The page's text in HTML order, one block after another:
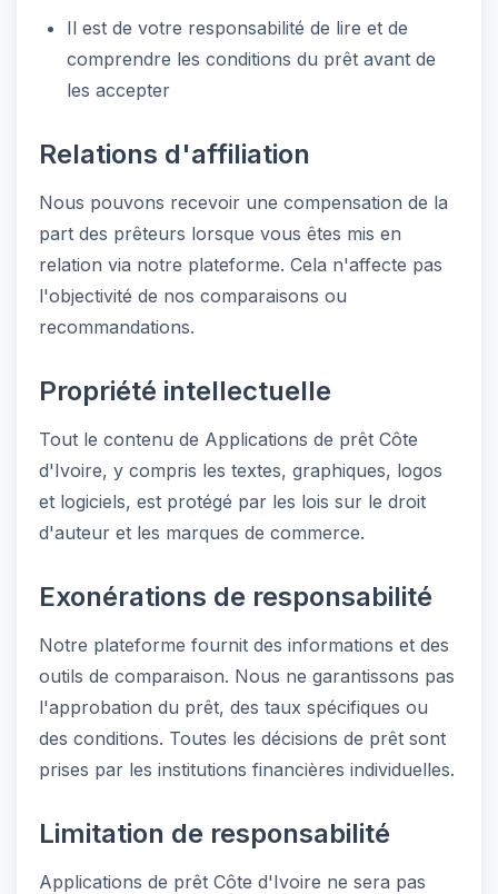
Il est de votre responsabilité de lire et de
comprendre les conditions du prêt avant de
les accepter
Relations d'affiliation
Nous pouvons recevoir une compensation de la
part des prêteurs lorsque vous êtes mis en
relation via notre plateforme. Cela n'affecte pas
l'objectivité de nos comparaisons ou
recommandations.
Propriété intellectuelle
Tout le contenu de Applications de prêt Côte
d'Ivoire, y compris les textes, graphiques, logos
et logiciels, est protégé par les lois sur le droit
d'auteur et les marques de commerce.
Exonérations de responsabilité
Notre plateforme fournit des informations et des
outils de comparaison. Nous ne garantissons pas
l'approbation du prêt, des taux spécifiques ou
des conditions. Toutes les décisions de prêt sont
prises par les institutions financières individuelles.
Limitation de responsabilité
Applications de prêt Côte d'Ivoire ne sera pas